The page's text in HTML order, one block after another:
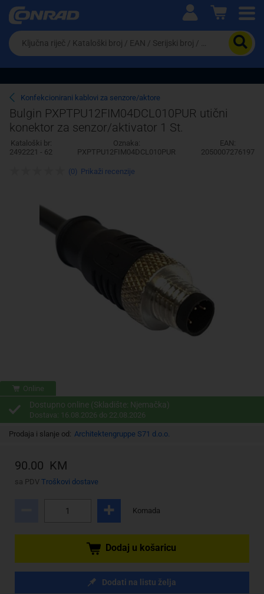
Ova postavka prilagođava asortiman proizvoda i
cijene vašim potrebama.
Pravno lice
Da
biste
potražili
proizvod,
unesite
ključnu
riječ,
kataloški
broj,
EAN
ili
Konfekcionirani kablovi za senzore/aktore
Bulgin PXPTPU12FIM04DCL010PUR utični
konektor za senzor/aktivator 1 St.
Kataloški br:
2492221 - 62
Oznaka:
PXPTPU12FIM04DCL010PUR
EAN:
2050007276197
Online
Dostupno online (Skladište: Njemačka)
Dostava: 16.08.2026 do 22.08.2026
Prodaja i slanje od: Architektengruppe S71 d.o.o.
90.00 KM
sa PDV Troškovi dostave
Komada
Dodaj u košaricu
Dodati na listu želja
(0) Prikaži recenzije